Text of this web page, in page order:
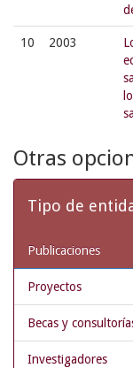
10 2003
Otras
Tipo de
Publicaciones
Proyectos
Becas y
Investigadores